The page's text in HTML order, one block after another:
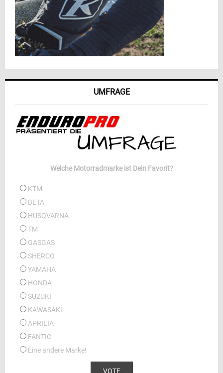
UMFRAGE
Welche Motorradmarke ist Dein Favorit?
KTM
BETA
HUSQVARNA
TM
GASGAS
SHERCO
YAMAHA
HONDA
SUZUKI
KAWASAKI
APRILIA
FANTIC
Eine andere Marke!